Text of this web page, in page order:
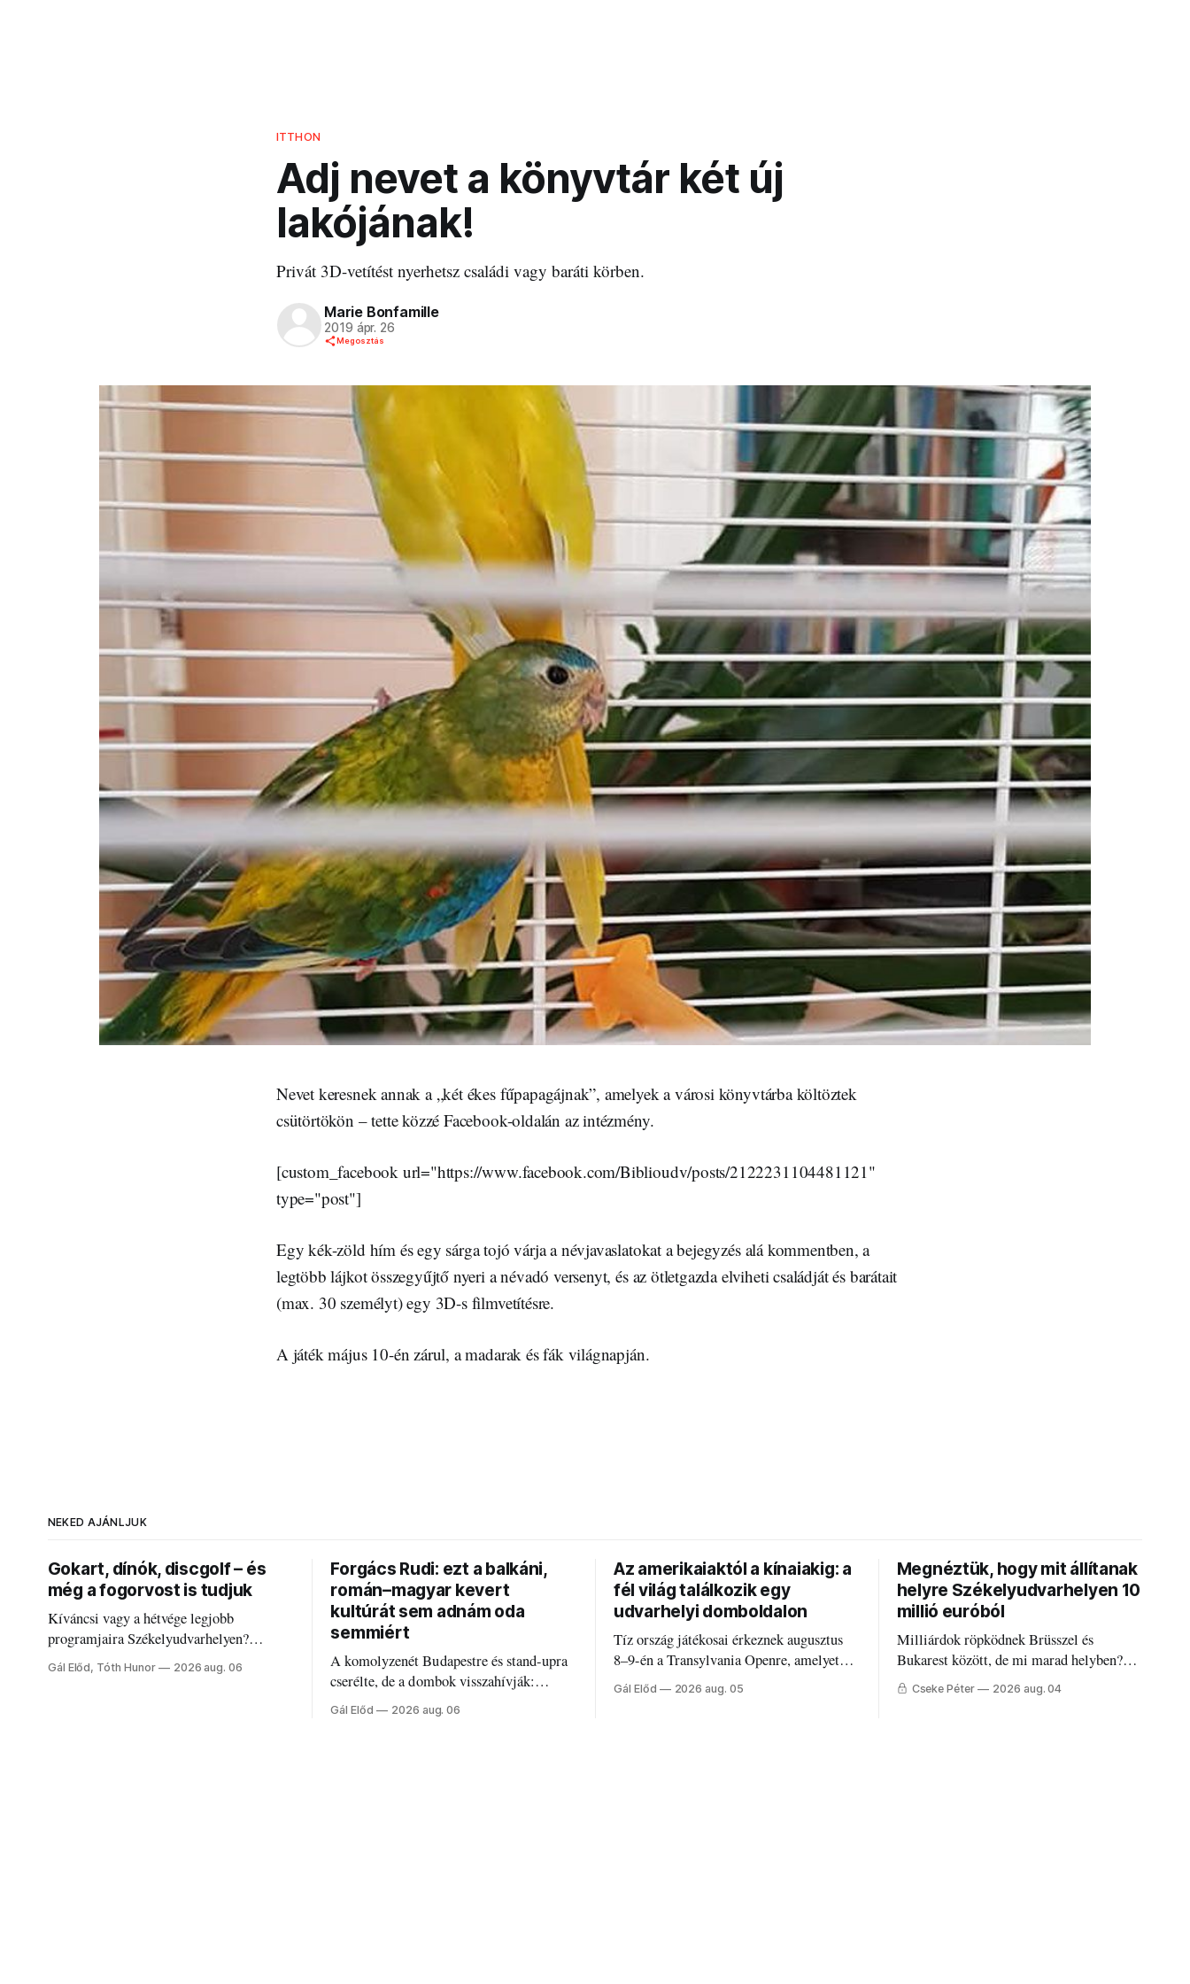
ITTHON
Adj nevet a könyvtár két új
lakójának!
Privát 3D-vetítést nyerhetsz családi vagy baráti körben.
Marie Bonfamille
2019 ápr. 26
Megosztás
Nevet keresnek annak a „két ékes fűpapagájnak”, amelyek a városi könyvtárba költöztek
csütörtökön – tette közzé Facebook-oldalán az intézmény.
[custom_facebook url="https://www.facebook.com/Biblioudv/posts/2122231104481121"
type="post"]
Egy kék-zöld hím és egy sárga tojó várja a névjavaslatokat a bejegyzés alá kommentben, a
legtöbb lájkot összegyűjtő nyeri a névadó versenyt, és az ötletgazda elviheti családját és barátait
(max. 30 személyt) egy 3D-s filmvetítésre.
A játék május 10-én zárul, a madarak és fák világnapján.
NEKED AJÁNLJUK
Gokart, dínók, discgolf – és
még a fogorvost is tudjuk
Kíváncsi vagy a hétvége legjobb
programjaira Székelyudvarhelyen?
Nálunk megtalálod őket – sőt, ha baj van a
fogaddal, a fogorvosi ügyeletet is!
Gál Előd, Tóth Hunor 2026 aug. 06
Forgács Rudi: ezt a balkáni,
román–magyar kevert
kultúrát sem adnám oda
semmiért
A komolyzenét Budapestre és stand-upra
cserélte, de a dombok visszahívják:
Forgács Rudi humorról, származásról és
Gál Előd 2026 aug. 06
Az amerikaiaktól a kínaiakig: a
fél világ találkozik egy
udvarhelyi domboldalon
Tíz ország játékosai érkeznek augusztus
8–9-én a Transylvania Openre, amelyet
Románia legrégebben működő állandó
discgolfpályáján rendeznek meg.
Gál Előd 2026 aug. 05
Megnéztük, hogy mit állítanak
helyre Székelyudvarhelyen 10
millió euróból
Milliárdok röpködnek Brüsszel és
Bukarest között, de mi marad helyben?
Mire költik a PNRR-pénzeket
Cseke Péter 2026 aug. 04